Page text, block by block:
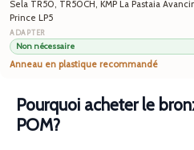
Sela TR50, TR50CH, KMP La Pastaia
Prince LP5
Non nécessaire
Anneau en plastique recommandé
Pourquoi acheter le
POM?